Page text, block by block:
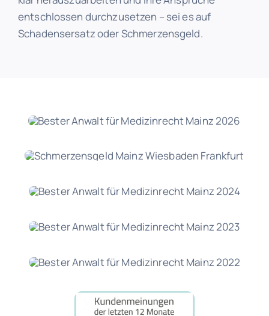
entschlossen durchzusetzen – sei es auf
Schadensersatz oder Schmerzensgeld.